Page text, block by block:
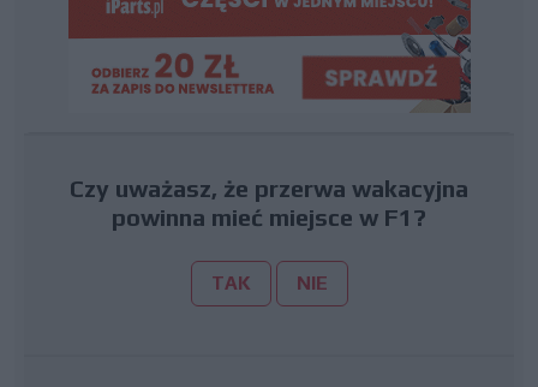
Czy uważasz, że przerwa wakacyjna
powinna mieć miejsce w F1?
TAK NIE